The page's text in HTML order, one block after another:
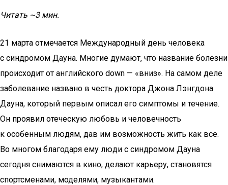
Читать ~3 мин.
21 марта отмечается Международный день человека
с синдромом Дауна. Многие думают, что название болезни
происходит от английского down — «вниз». На самом деле
заболевание названо в честь доктора Джона Лэнгдона
Дауна, который первым описал его симптомы и течение.
Он проявил отеческую любовь и человечность
к особенным людям, дав им возможность жить как все.
Во многом благодаря ему люди с синдромом Дауна
сегодня снимаются в кино, делают карьеру, становятся
спортсменами, моделями, музыкантами.